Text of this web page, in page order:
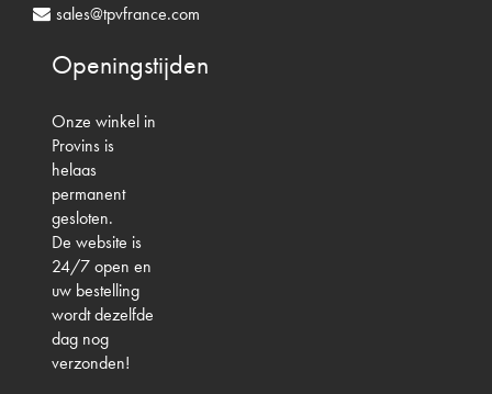
sales@tpvfrance.com
Openingstijden
Onze winkel in
Provins is
helaas
permanent
gesloten.
De website is
24/7 open en
uw bestelling
wordt dezelfde
dag nog
verzonden!